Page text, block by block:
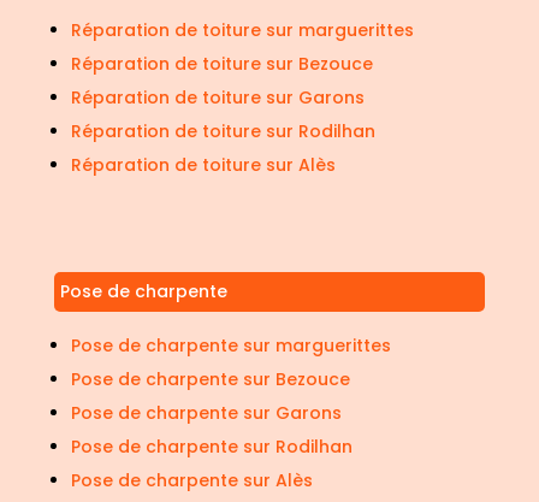
Réparation de toiture sur marguerittes
Réparation de toiture sur Bezouce
Réparation de toiture sur Garons
Réparation de toiture sur Rodilhan
Réparation de toiture sur Alès
Pose de charpente
Pose de charpente sur marguerittes
Pose de charpente sur Bezouce
Pose de charpente sur Garons
Pose de charpente sur Rodilhan
Pose de charpente sur Alès